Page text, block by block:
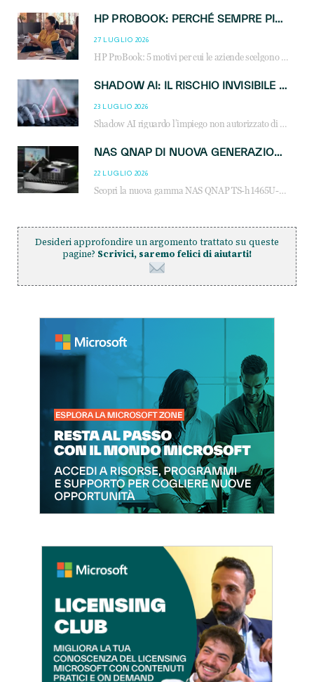
HP PROBOOK: PERCHÉ SEMPRE PIÙ AZIENDE SCELGONO NOTEBOOK PROGETTATI PER IL LAVORO MODERNO
27 LUGLIO 2026
HP ProBook: 5 motivi per cui le aziende scelgono i notebook business HP per migliorare produttività, sicurezza e gestione dell’AI.
SHADOW AI: IL RISCHIO INVISIBILE CHE LE AZIENDE POSSONO GOVERNARE
23 LUGLIO 2026
Shadow AI riguardo l’impiego non autorizzato di sistemi AI all’interno dell’azienda. E’ una pratica che si diffonde a partire dai dipendenti fino ai dirigenti e mette a repentaglio la cybersecurity, con costi più elevati per le organizzazioni. Due recenti report illustrano il fenomeno e forniscono dati in merito
NAS QNAP DI NUOVA GENERAZIONE: PIÙ PRESTAZIONI, SCALABILITÀ E PROTEZIONE DEI DATI PER LE INFRASTRUTTURE IT MODERNE
22 LUGLIO 2026
Scopri la nuova gamma NAS QNAP TS-h1465U-RP, TS-h1065eU e TS-h665U: storage aziendale con ZFS, DDR5, E1.S NVMe e connettività 2.5GbE per backup, virtualizzazione e cybersecurity.
Desideri approfondire un argomento trattato su queste
pagine? Scrivici, saremo felici di aiutarti!